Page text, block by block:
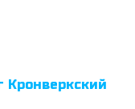
Кронверкский